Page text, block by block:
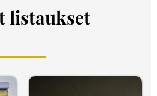
listaukset